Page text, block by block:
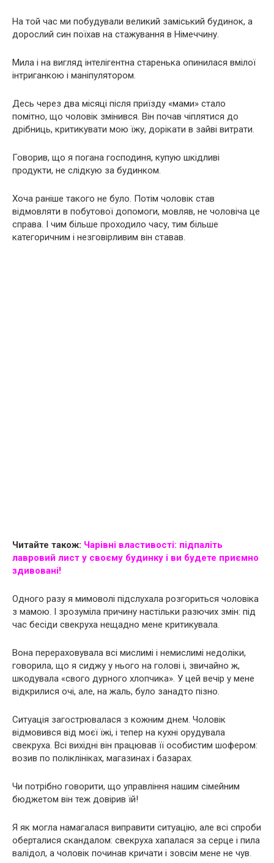
На той час ми побудували великий заміський будинок, а
дорослий син поїхав на стажування в Німеччину.
Мила і на вигляд інтелігентна старенька опинилася вмілої
інтриганкою і маніпулятором.
Десь через два місяці після приїзду «мами» стало
помітно, що чоловік змінився. Він почав чіплятися до
дрібниць, критикувати мою їжу, дорікати в зайві витрати.
Говорив, що я погана господиня, купую шкідливі
продукти, не слідкую за будинком.
Хоча раніше такого не було. Потім чоловік став
відмовляти в побутової допомоги, мовляв, не чоловіча це
справа. І чим більше проходило часу, тим більше
категоричним і незговірливим він ставав.
Читайте також: Чарівні властивості: підпаліть
лавровий лист у своєму будинку і ви будете приємно
здивовані!
Одного разу я мимоволі підслухала розгориться чоловіка
з мамою. І зрозуміла причину настільки разючих змін: під
час бесіди свекруха нещадно мене критикувала.
Вона перераховувала всі мислимі і немислимі недоліки,
говорила, що я сиджу у нього на голові і, звичайно ж,
шкодувала «свого дурного хлопчика». У цей вечір у мене
відкрилися очі, але, на жаль, було занадто пізно.
Ситуація загострювалася з кожним днем. Чоловік
відмовився від моєї їжі, і тепер на кухні орудувала
свекруха. Всі вихідні він працював її особистим шофером:
возив по поліклініках, магазинах і базарах.
Чи потрібно говорити, що управління нашим сімейним
бюджетом він теж довірив їй!
Я як могла намагалася виправити ситуацію, але всі спроби
оберталися скандалом: свекруха хапалася за серце і пила
валідол, а чоловік починав кричати і зовсім мене не чув.